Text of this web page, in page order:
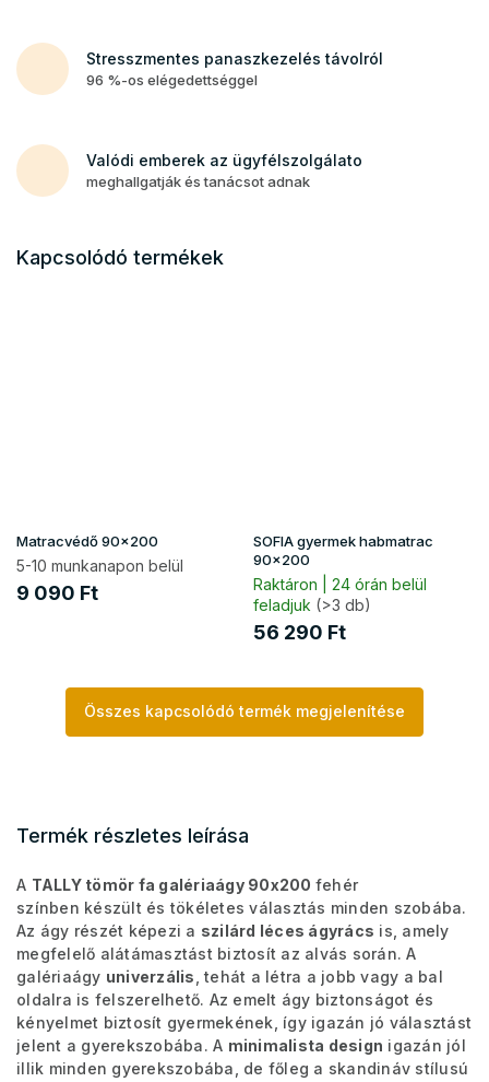
Stresszmentes panaszkezelés távolról
96 %-os elégedettséggel
Valódi emberek az ügyfélszolgálato
meghallgatják és tanácsot adnak
Kapcsolódó termékek
Matracvédő 90x200
5-10 munkanapon belül
9 090 Ft
SOFIA gyermek habmatrac
90x200
Raktáron | 24 órán belül
feladjuk (>3 db)
56 290 Ft
Összes kapcsolódó termék megjelenítése
Termék részletes leírása
A TALLY tömör fa galériaágy 90x200 fehér
színben készült és tökéletes választás minden szobába.
Az ágy részét képezi a szilárd léces ágyrács is, amely
megfelelő alátámasztást biztosít az alvás során.A
galériaágy univerzális , tehát a létra a jobb vagy a bal
oldalra is felszerelhető. Az emelt ágy biztonságot és
kényelmet biztosít gyermekének, így igazán jó választást
jelent a gyerekszobába. A minimalista design igazán jól
illik minden gyerekszobába, de főleg a skandináv stílusú